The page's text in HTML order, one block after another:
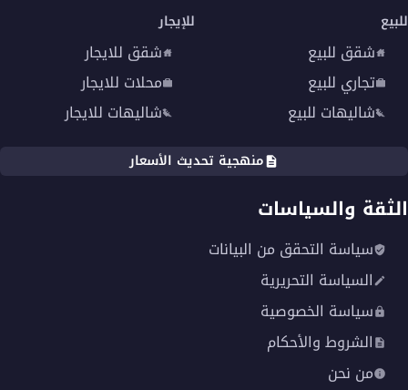
للبيع
شقق للبيع
تجاري للبيع
شاليهات للبيع
للإيجار
شقق للايجار
محلات للايجار
شاليهات للايجار
منهجية تحديث الأسعار
الثقة والسياسات
سياسة التحقق من البيانات
السياسة التحريرية
سياسة الخصوصية
الشروط والأحكام
من نحن